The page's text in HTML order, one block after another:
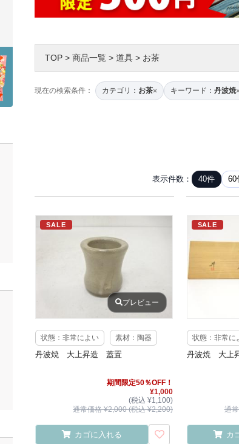
TOP > 商品一覧 > 道具 > お茶
現在の検索条件： カテゴリ： お茶× キーワード： 丹波焼
表示件数： 40件 60
SALE
プレビュー
状態：非常によい 素材：陶器
丹波焼 大上昇造 蓋置
期間限定50％OFF！
¥1,000
(税込 ¥1,100)
通常価格 ¥2,000 (税込 ¥2,200)
カゴに入れる
SALE
状態：非常に
丹波焼 大上
通
カ